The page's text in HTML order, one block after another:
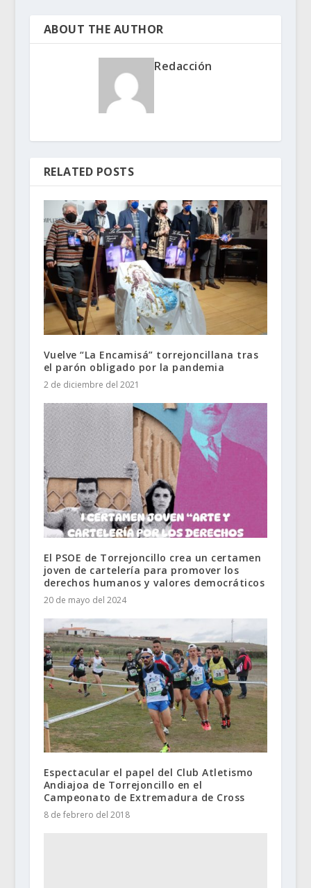
ABOUT THE AUTHOR
Redacción
RELATED POSTS
Vuelve “La Encamisá” torrejoncillana tras
el parón obligado por la pandemia
2 de diciembre del 2021
El PSOE de Torrejoncillo crea un certamen
joven de cartelería para promover los
derechos humanos y valores democráticos
20 de mayo del 2024
Espectacular el papel del Club Atletismo
Andiajoa de Torrejoncillo en el
Campeonato de Extremadura de Cross
8 de febrero del 2018